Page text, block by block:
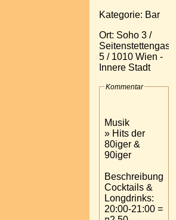
Kategorie: Bar
Ort: Soho 3 /
Seitenstettengasse
5 / 1010 Wien -
Innere Stadt
Kommentar
Musik
» Hits der
80iger &
90iger
Beschreibung
Cocktails &
Longdrinks:
20:00-21:00 =